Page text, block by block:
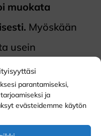
parantamiseksi,
ja
evästeidemme käytön
muokata
Myöskään
usein
aina vastaa
tarpeisiin.
kokee